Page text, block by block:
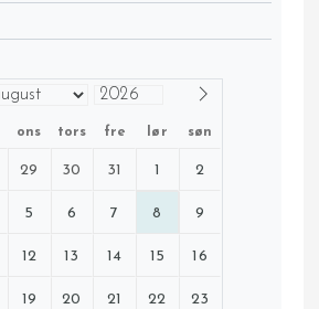
ons tors fre lør søn
29 30 31 1 2
5 6 7 8 9
12 13 14 15 16
19 20 21 22 23